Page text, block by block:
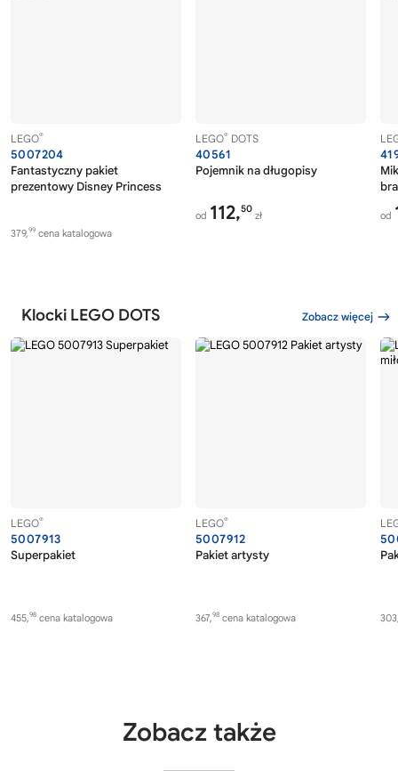
LEGO®
5007204
Fantastyczny pakiet
prezentowy Disney Princess
379,99 cena katalogowa
LEGO® DOTS
40561
Pojemnik na długopisy
od 112,50
zł od
Klocki LEGO DOTS Zobacz więcej
LEGO®
5007913
Superpakiet
455,98 cena katalogowa
LEGO®
5007912
Pakiet artysty
367,98 cena katalogowa
Zobacz także